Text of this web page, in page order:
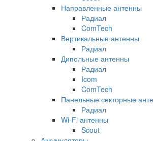
Направленные антенны
Радиал
ComTech
Вертикальные антенны
Радиал
Дипольные антенны
Радиал
Icom
ComTech
Панельные секторные
Радиал
Wi-Fi антенны
Scout